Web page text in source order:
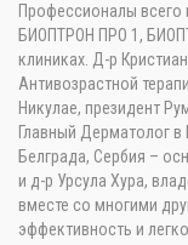
Профессионалы
БИОПТРОН ПРО 1,
клиниках. Д-р
Антивозрастной
Никулае, президент
Главный Дерматолог
Белграда, Сербия –
и д-р Урсула Хура,
вместе со многими
эффективность и